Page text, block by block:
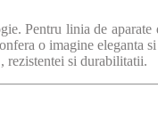
Pentru linia de
o imagine eleganta
rezistentei si durabilitatii.